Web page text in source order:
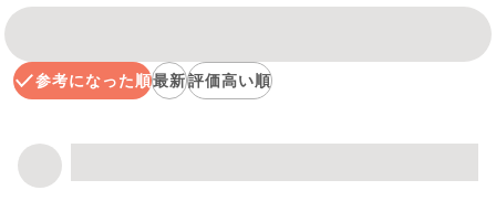
参考になった順最新評価高い順